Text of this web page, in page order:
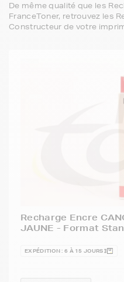
De même qualité que les
FranceToner, retrouvez les
Constructeur de votre
Recharge Encre
JAUNE - Format
EXPÉDITION : 6 À 15 JOURS